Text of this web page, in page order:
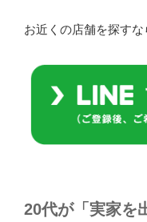
お近くの店舗を探すな
20代が「実家を